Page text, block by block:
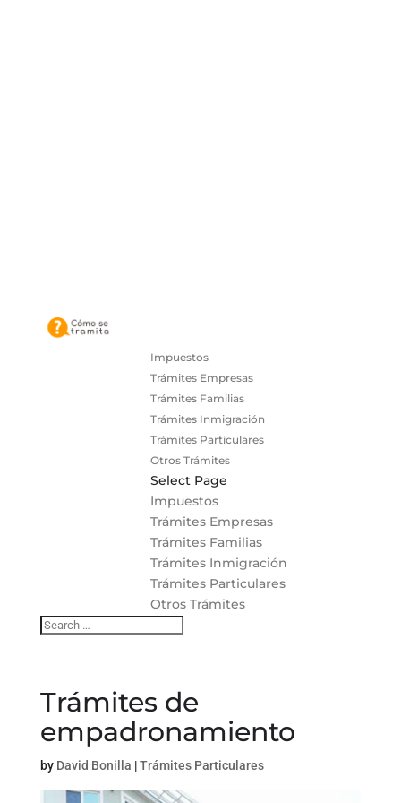
Impuestos
Trámites Empresas
Trámites Familias
Trámites Inmigración
Trámites Particulares
Otros Trámites
Select Page
Impuestos
Trámites Empresas
Trámites Familias
Trámites Inmigración
Trámites Particulares
Otros Trámites
Trámites de
empadronamiento
by David Bonilla |Trámites Particulares